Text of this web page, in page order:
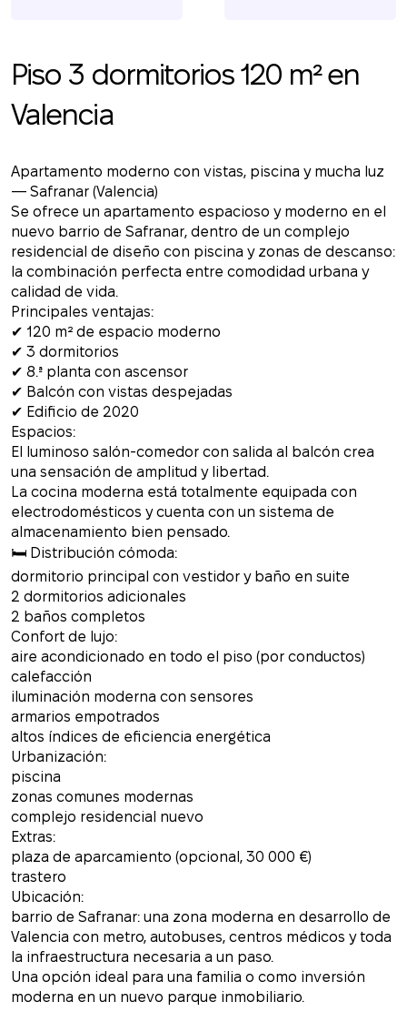
Piso 3 dormitorios 120 m² en
Valencia
Apartamento moderno con vistas, piscina y mucha luz
— Safranar (Valencia)
Se ofrece un apartamento espacioso y moderno en el
nuevo barrio de Safranar, dentro de un complejo
residencial de diseño con piscina y zonas de descanso:
la combinación perfecta entre comodidad urbana y
calidad de vida.
Principales ventajas:
✔ 120 m² de espacio moderno
✔ 3 dormitorios
✔ 8.ª planta con ascensor
✔ Balcón con vistas despejadas
✔ Edificio de 2020
Espacios:
El luminoso salón-comedor con salida al balcón crea
una sensación de amplitud y libertad.
La cocina moderna está totalmente equipada con
electrodomésticos y cuenta con un sistema de
almacenamiento bien pensado.
🛏 Distribución cómoda:
dormitorio principal con vestidor y baño en suite
2 dormitorios adicionales
2 baños completos
Confort de lujo:
aire acondicionado en todo el piso (por conductos)
calefacción
iluminación moderna con sensores
armarios empotrados
altos índices de eficiencia energética
Urbanización:
piscina
zonas comunes modernas
complejo residencial nuevo
Extras:
plaza de aparcamiento (opcional, 30 000 €)
trastero
Ubicación:
barrio de Safranar: una zona moderna en desarrollo de
Valencia con metro, autobuses, centros médicos y toda
la infraestructura necesaria a un paso.
Una opción ideal para una familia o como inversión
moderna en un nuevo parque inmobiliario.